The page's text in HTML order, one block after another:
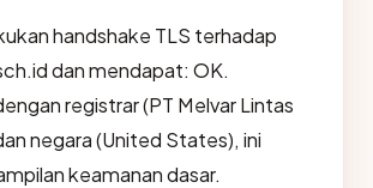
handshake TLS terhadap
dan mendapat: OK.
registrar (PT Melvar Lintas
negara (United States), ini
keamanan dasar.